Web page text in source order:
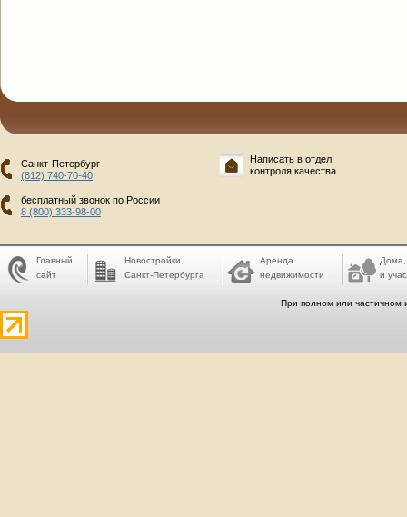
Санкт-Петербург
(812) 740-70-40
бесплатный звонок по России
8 (800) 333-98-00
Написать в отдел
контроля качества
Главный
сайт
Новостройки
Санкт-Петербурга
Аренда
недвижимости
Дома,
и
При полном или частичном